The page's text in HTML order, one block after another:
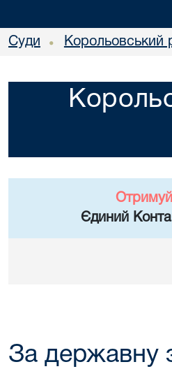
Суди •
Єдиний
За державну